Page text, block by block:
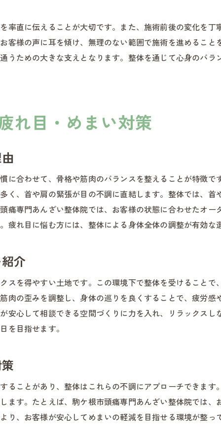
整体施術の継続が生む安心と効果
整体と日常ケアの相乗効果を活かす
整体の効果を感じる通院回数の目安
お客様が整体で感じる変化を解説
整体の効果持続に必要なポイント
整体で健康的な毎日を目指す新アプローチ
整体で始める健康習慣の第一歩
整体の力で心身のバランスを整える
整体で健康的なライフスタイルへ導く
率直に伝えることが大切です。また、施術前後の変化を
客様の声に耳を傾け、無理のない範囲で施術を進めるこ
うための大きな支えとなります。整体を通じて心身のバ
れ目・めまい対策
に合わせて、骨格や筋肉のバランスを整えることが特徴
く、首や肩の緊張が目の不調に直結します。整体では、
痛専門あんざい整体院では、お客様の状態に合わせたオ
疲れ目に悩む方には、整体による身体全体の調整が有効な
介
スを得やすい土地です。この環境下で整体を受けること
肉の歪みを調整し、身体の巡りを良くすることで、疲労
安心して相談できる空間づくりに力を入れ、リラックス
を目指せます。
ることがあり、整体はこれらの不調にアプローチできま
ます。たとえば、駒ケ根市頭痛専門あんざい整体院では
り、お客様が安心してめまいの軽減を目指せる環境が整